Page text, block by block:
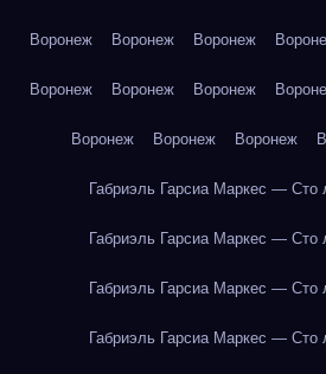
Воронеж Воронеж Воронеж
Воронеж Воронеж Воронеж
Воронеж Воронеж Воронеж
Габриэль Гарсиа Маркес — Сто
Габриэль Гарсиа Маркес — Сто
Габриэль Гарсиа Маркес — Сто
Габриэль Гарсиа Маркес — Сто